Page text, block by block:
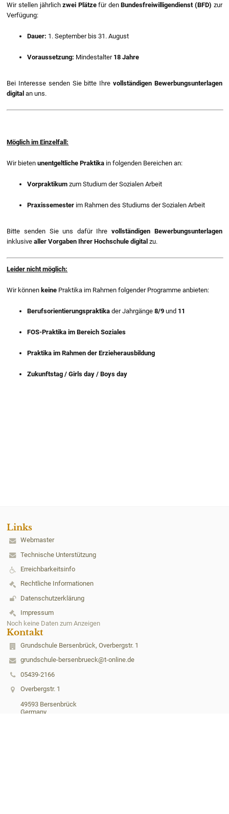
Wir stellen jährlichzwei Plätzefür denBundesfreiwilligendienst (BFD) zur
Verfügung:
Dauer: 1. September bis 31. August
Voraussetzung: Mindestalter 18 Jahre
Bei Interesse senden Sie bitte Ihre vollständigen Bewerbungsunterlagen
digital an uns.
Möglich im Einzelfall:
Wir bietenunentgeltliche Praktika in folgenden Bereichen an:
Vorpraktikum zum Studium der Sozialen Arbeit
Praxissemester im Rahmen des Studiums der Sozialen Arbeit
Bitte senden Sie uns dafür Ihrevollständigen Bewerbungsunterlagen
inklusivealler Vorgaben Ihrer Hochschule digital zu.
Leider nicht möglich:
Wir könnenkeine Praktika im Rahmen folgender Programme anbieten:
Berufsorientierungspraktika der Jahrgänge8/9 und 11
FOS-Praktika im Bereich Soziales
Praktika im Rahmen der Erzieherausbildung
Zukunftstag / Girls day / Boys day
Links
Webmaster
Technische Unterstützung
Erreichbarkeitsinfo
Rechtliche Informationen
Datenschutzerklärung
Impressum
Noch keine Daten zum Anzeigen
Kontakt
Grundschule Bersenbrück, Overbergstr. 1
grundschule-bersenbrueck@t-online.de
05439-2166
Overbergstr. 1
49593 Bersenbrück
Germany